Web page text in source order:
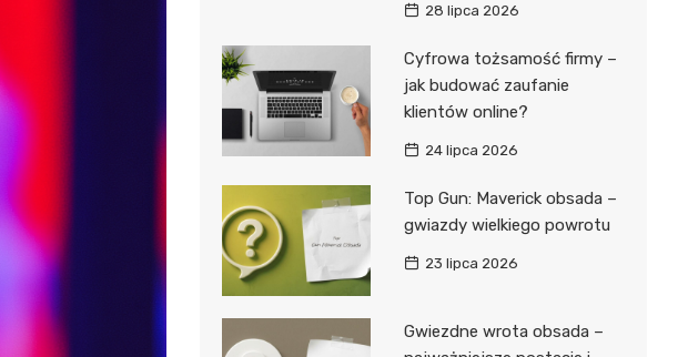
28 lipca 2026
Cyfrowa tożsamość firmy –
jak budować zaufanie
klientów online?
24 lipca 2026
Top Gun: Maverick obsada –
gwiazdy wielkiego powrotu
23 lipca 2026
Gwiezdne wrota obsada –